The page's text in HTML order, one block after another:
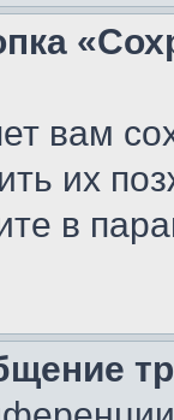
вам
их
в